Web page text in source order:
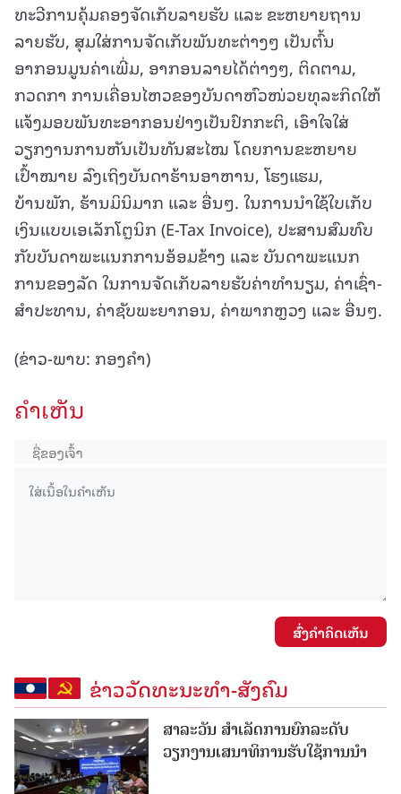
ທະວີການຄຸ້ມຄອງຈັດເກັບລາຍຮັບ ແລະ ຂະຫຍາຍຖານ
ລາຍຮັບ, ສຸມໃສ່ການຈັດເກັບພັນທະຕ່າງໆ ເປັນຕົ້ນ
ອາກອນມູນຄ່າເພີ່ມ, ອາກອນລາຍໄດ້ຕ່າງໆ, ຕິດຕາມ,
ກວດກາ ການເຄື່ອນໄຫວຂອງບັນດາຫົວໜ່ວຍທຸລະກິດໃຫ້
ແຈ້ງມອບພັນທະອາກອນຢ່າງເປັນປົກກະຕິ, ເອົາໃຈໃສ່
ວຽກງານການຫັນເປັນທັນສະໄໝ ໂດຍການຂະຫຍາຍ
ເປົ້າໝາຍ ລົງເຖິງບັນດາຮ້ານອາຫານ, ໂຮງແຮມ,
ບ້ານພັກ, ຮ້ານມິນິມາກ ແລະ ອື່ນໆ. ໃນການນໍາໃຊ້ໃບເກັບ
ເງິນແບບເອເລັກໂຕຼນິກ (E-Tax Invoice), ປະສານສົມທົບ
ກັບບັນດາພະແນກການອ້ອມຂ້າງ ແລະ ບັນດາພະແນກ
ການຂອງລັດ ໃນການຈັດເກັບລາຍຮັບຄ່າທໍານຽມ, ຄ່າເຊົ່າ-
ສໍາປະທານ, ຄ່າຊັບພະຍາກອນ, ຄ່າພາກຫຼວງ ແລະ ອື່ນໆ.
(ຂ່າວ-ພາບ: ກອງຄໍາ)
ຄໍາເຫັນ
ສົ່ງຄໍາຄິດເຫັນ
ຂ່າວວັດທະນະທຳ-ສັງຄົມ
ສາລະວັນ ສໍາເລັດການຍົກລະດັບ
ວຽກງານເສນາທິການຮັບໃຊ້ການນໍາ